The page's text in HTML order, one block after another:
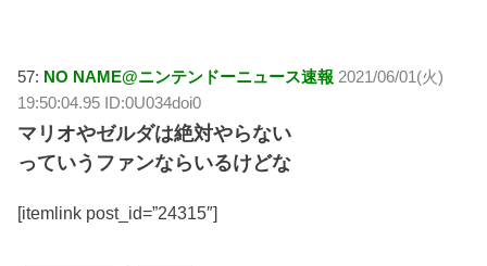
57: NO NAME@ニンテンドーニュース速報 2021/06/01(火)
19:50:04.95 ID:0U034doi0
マリオやゼルダは絶対やらない
っていうファンならいるけどな
[itemlink post_id=”24315″]